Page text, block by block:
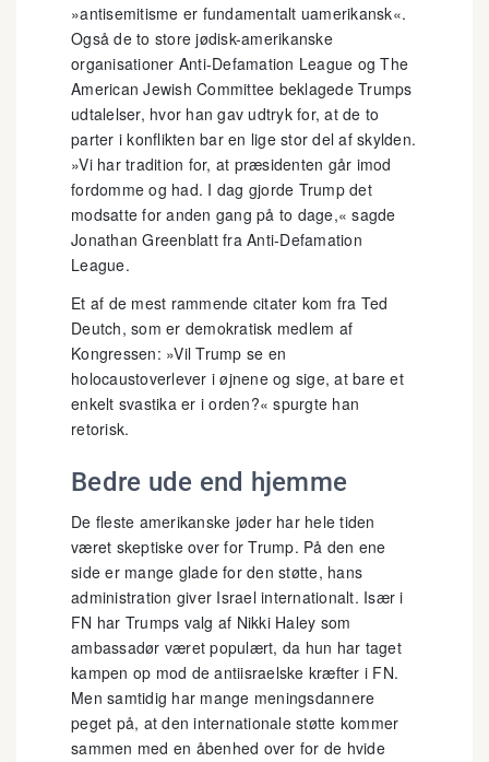
»antisemitisme er fundamentalt uamerikansk«.
Også de to store jødisk-amerikanske
organisationer Anti-Defamation League og The
American Jewish Committee beklagede Trumps
udtalelser, hvor han gav udtryk for, at de to
parter i konflikten bar en lige stor del af skylden.
»Vi har tradition for, at præsidenten går imod
fordomme og had. I dag gjorde Trump det
modsatte for anden gang på to dage,« sagde
Jonathan Greenblatt fra Anti-Defamation
League.
Et af de mest rammende citater kom fra Ted
Deutch, som er demokratisk medlem af
Kongressen: »Vil Trump se en
holocaustoverlever i øjnene og sige, at bare et
enkelt svastika er i orden?« spurgte han
retorisk.
Bedre ude end hjemme
De fleste amerikanske jøder har hele tiden
været skeptiske over for Trump. På den ene
side er mange glade for den støtte, hans
administration giver Israel internationalt. Især i
FN har Trumps valg af Nikki Haley som
ambassadør været populært, da hun har taget
kampen op mod de antiisraelske kræfter i FN.
Men samtidig har mange meningsdannere
peget på, at den internationale støtte kommer
sammen med en åbenhed over for de hvide